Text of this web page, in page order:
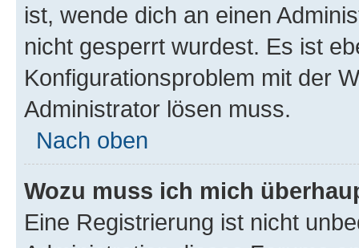
ist, wende dich an einen
nicht gesperrt wurdest. Es ist
Konfigurationsproblem mit der
Administrator lösen muss.
Nach oben
Wozu muss ich mich
Eine Registrierung ist nicht